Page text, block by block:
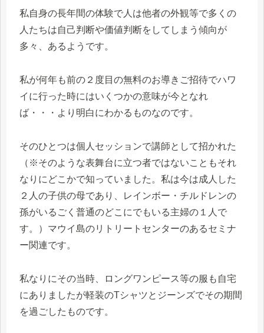
私自身の長年間の体験で人は他者の外観等で多くの
人たちは自己判断や価値判断をしてしまう傾向が
多々、あるようです。
私が何年も前の２度目の無料のお導きご招待でハワ
イに行った時にはいくつかの意味が今となれ
ば・・・より明白にわかるものなのです。
そのひとつは個人セッションで講師として招かれた
（※そのような表舞台に立つ者ではないこともそれ
なりにどこかで知っていました。私は今は成人した
２人の子供の母であり、レインボー・チルドレンの
孫がいるごく普通のどこにでもいる主婦の１人で
す。）マウイ島のリトリートセンターのあるセミナ
ー関連です。
私なりにその当時、ロングワンピース等の服も自宅
にありましたが軽装のTシャツとジーンズでその期間
を過ごしたものです。